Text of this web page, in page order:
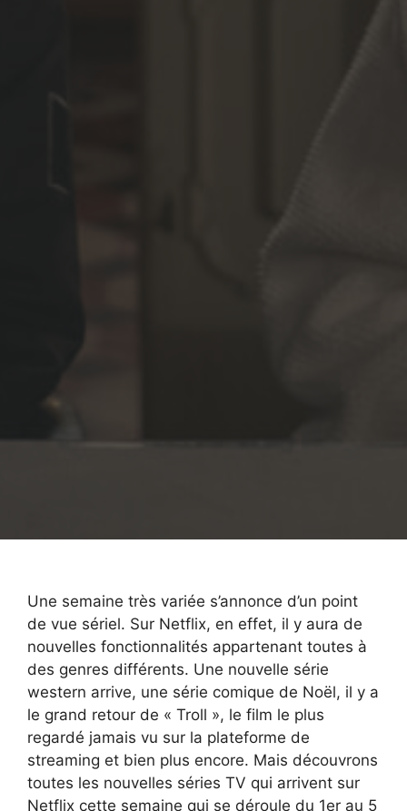
Une semaine très variée s’annonce d’un point
de vue sériel. Sur Netflix, en effet, il y aura de
nouvelles fonctionnalités appartenant toutes à
des genres différents. Une nouvelle série
western arrive, une série comique de Noël, il y a
le grand retour de « Troll », le film le plus
regardé jamais vu sur la plateforme de
streaming et bien plus encore. Mais découvrons
toutes les nouvelles séries TV qui arrivent sur
Netflix cette semaine qui se déroule du 1er au 5